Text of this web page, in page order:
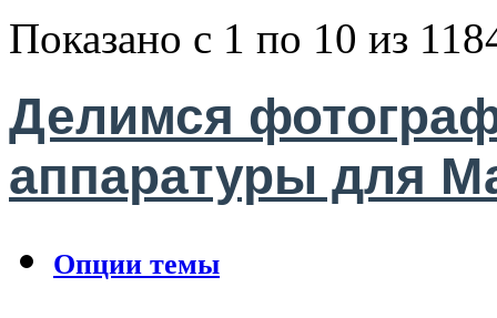
Показано с 1 по 10 из
Делимся
аппаратуры для
Опции темы